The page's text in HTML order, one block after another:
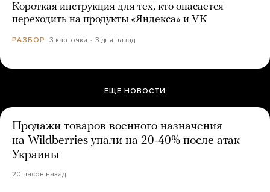
Короткая инструкция для тех, кто опасается
переходить на продукты «Яндекса» и VK
РАЗБОР 3 карточки 3 дня назад
ЕЩЕ НОВОСТИ
Продажи товаров военного назначения
на Wildberries упали на 20-40% после атак
Украины
20 часов назад